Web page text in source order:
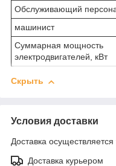
Обслуживающий
машинист
Суммарная мощность
электродвигателей, кВт
Скрыть
Условия доставки
Доставка
Доставка курьером